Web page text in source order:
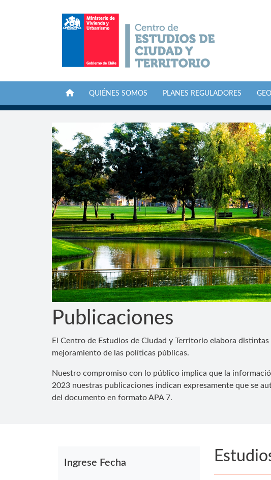
QUIÉNES SOMOS PLANES REGULADORES
Publicaciones
El Centro de Estudios de Ciudad y Territorio elabora
mejoramiento de las políticas públicas.
Nuestro compromiso con lo público implica que la
2023 nuestras publicaciones indican expresamente que se
del documento en formato APA 7.
Ingrese Fecha